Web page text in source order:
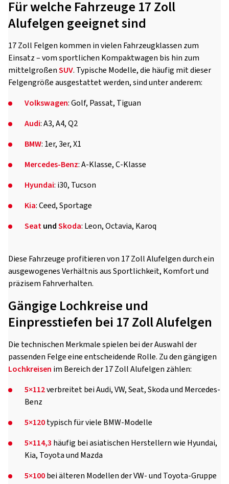
Für welche Fahrzeuge 17 Zoll
Alufelgen geeignet sind
17 Zoll Felgen kommen in vielen Fahrzeugklassen zum
Einsatz – vom sportlichen Kompaktwagen bis hin zum
mittelgroßenSUV. Typische Modelle, die häufig mit dieser
Felgengröße ausgestattet werden, sind unter anderem:
Volkswagen: Golf, Passat, Tiguan
Audi: A3, A4, Q2
BMW: 1er, 3er, X1
Mercedes-Benz: A-Klasse, C-Klasse
Hyundai: i30, Tucson
Kia: Ceed, Sportage
SeatundSkoda: Leon, Octavia, Karoq
Diese Fahrzeuge profitieren von 17 Zoll Alufelgen durch ein
ausgewogenes Verhältnis aus Sportlichkeit, Komfort und
präzisem Fahrverhalten.
Gängige Lochkreise und
Einpresstiefen bei 17 Zoll Alufelgen
Die technischen Merkmale spielen bei der Auswahl der
passenden Felge eine entscheidende Rolle. Zu den gängigen
Lochkreisen im Bereich der 17 Zoll Alufelgen zählen:
5×112verbreitet bei Audi, VW, Seat, Skoda und Mercedes-
Benz
5×120typisch für viele BMW-Modelle
5×114,3 häufig bei asiatischen Herstellern wie Hyundai,
Kia, Toyota und Mazda
5×100bei älteren Modellen der VW- und Toyota-Gruppe